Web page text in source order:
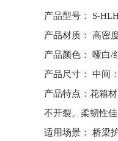
产品型号：
S-
产品材质：
高密
产品颜色：
哑白/
产品尺寸：
中间
产品特点：花箱
不开裂。柔韧性
适用场景：
桥梁